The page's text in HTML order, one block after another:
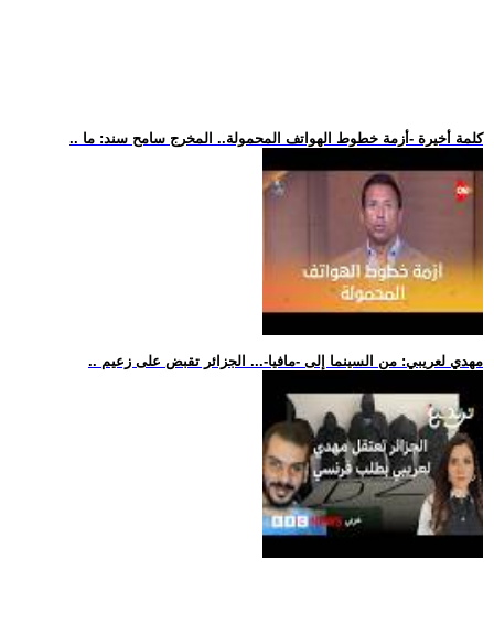
.. كلمة أخيرة -أزمة خطوط الهواتف المحمولة.. المخرج سامح سند: ما
.. مهدي لعريبي: من السينما إلى -مافيا-... الجزائر تقبض على زعيم